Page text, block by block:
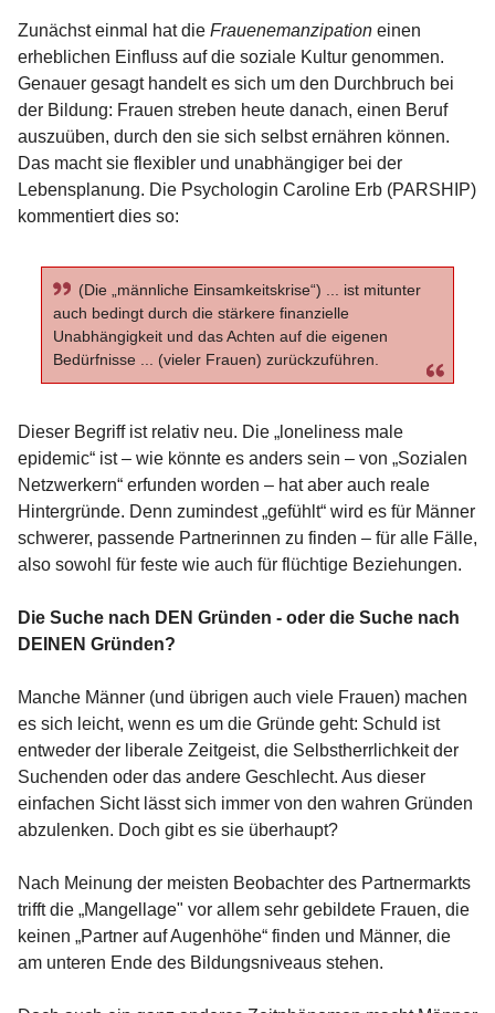
Zunächst einmal hat die Frauenemanzipation einen
erheblichen Einfluss auf die soziale Kultur genommen.
Genauer gesagt handelt es sich um den Durchbruch bei
der Bildung: Frauen streben heute danach, einen Beruf
auszuüben, durch den sie sich selbst ernähren können.
Das macht sie flexibler und unabhängiger bei der
Lebensplanung. Die Psychologin Caroline Erb (PARSHIP)
kommentiert dies so:
(Die „männliche Einsamkeitskrise“) ... ist mitunter
auch bedingt durch die stärkere finanzielle
Unabhängigkeit und das Achten auf die eigenen
Bedürfnisse ... (vieler Frauen) zurückzuführen.
Dieser Begriff ist relativ neu. Die „loneliness male
epidemic“ ist – wie könnte es anders sein – von „Sozialen
Netzwerkern“ erfunden worden – hat aber auch reale
Hintergründe. Denn zumindest „gefühlt“ wird es für Männer
schwerer, passende Partnerinnen zu finden – für alle Fälle,
also sowohl für feste wie auch für flüchtige Beziehungen.
Die Suche nach DEN Gründen - oder die Suche nach
DEINEN Gründen?
Manche Männer (und übrigen auch viele Frauen) machen
es sich leicht, wenn es um die Gründe geht: Schuld ist
entweder der liberale Zeitgeist, die Selbstherrlichkeit der
Suchenden oder das andere Geschlecht. Aus dieser
einfachen Sicht lässt sich immer von den wahren Gründen
abzulenken. Doch gibt es sie überhaupt?
Nach Meinung der meisten Beobachter des Partnermarkts
trifft die „Mangellage" vor allem sehr gebildete Frauen, die
keinen „Partner auf Augenhöhe“ finden und Männer, die
am unteren Ende des Bildungsniveaus stehen.